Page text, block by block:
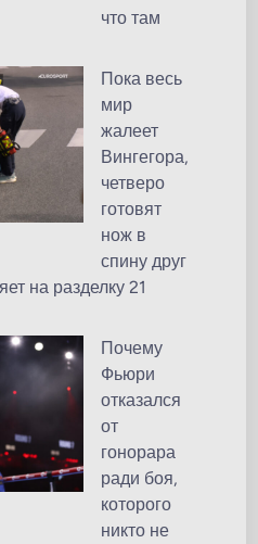
что там
Пока весь
мир
жалеет
Вингегора,
четверо
готовят
нож в
спину друг
на разделку 21
Почему
Фьюри
отказался
от
гонорара
ради боя,
которого
никто не